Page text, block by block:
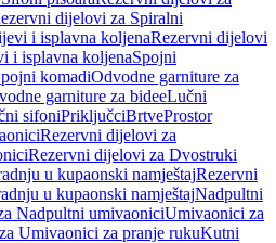
dijelovi za Spiralni
i isplavna koljenaRezervni dijelovi
i isplavna koljenaSpojni
komadiOdvodne garniture za
garniture za bideeLučni
sifoniPriključciBrtveProstor
Rezervni dijelovi za
Rezervni dijelovi za Dvostruki
u kupaonski namještajRezervni
u kupaonski namještajNadpultni
Nadpultni umivaoniciUmivaonici za
Umivaonici za pranje rukuKutni